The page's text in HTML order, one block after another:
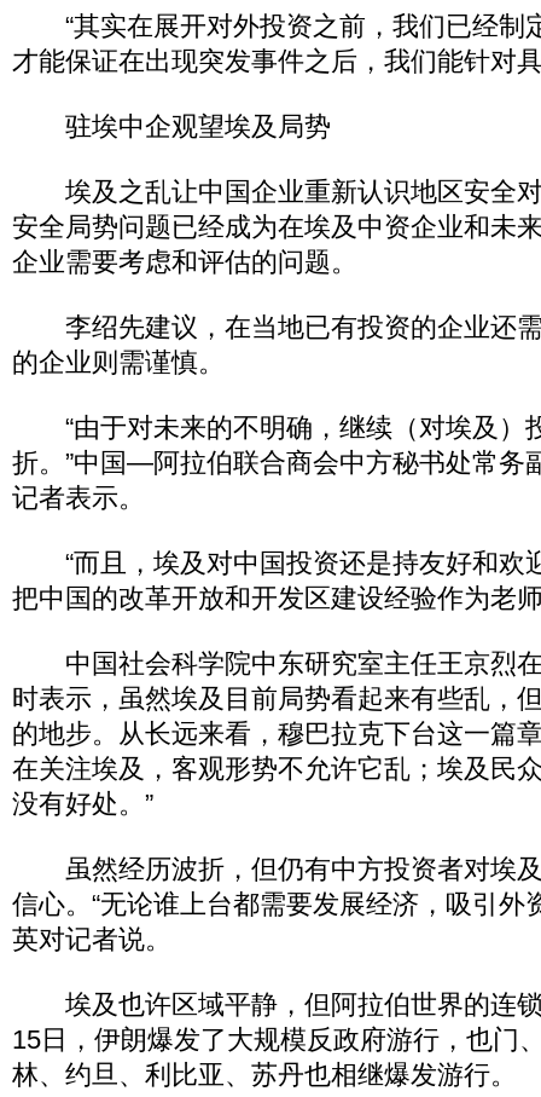
“其实在展开对外投资之前，我们已经制
才能保证在出现突发事件之后，我们能针对
驻埃中企观望埃及局势
埃及之乱让中国企业重新认识地区安全
安全局势问题已经成为在埃及中资企业和未
企业需要考虑和评估的问题。
李绍先建议，在当地已有投资的企业还
的企业则需谨慎。
“由于对未来的不明确，继续（对埃及）
折。”中国—阿拉伯联合商会中方秘书处常务
记者表示。
“而且，埃及对中国投资还是持友好和欢
把中国的改革开放和开发区建设经验作为老
中国社会科学院中东研究室主任王京烈
时表示，虽然埃及目前局势看起来有些乱，
的地步。从长远来看，穆巴拉克下台这一篇
在关注埃及，客观形势不允许它乱；埃及民
没有好处。”
虽然经历波折，但仍有中方投资者对埃
信心。“无论谁上台都需要发展经济，吸引外
英对记者说。
埃及也许区域平静，但阿拉伯世界的连
15日，伊朗爆发了大规模反政府游行，也门
林、约旦、利比亚、苏丹也相继爆发游行。